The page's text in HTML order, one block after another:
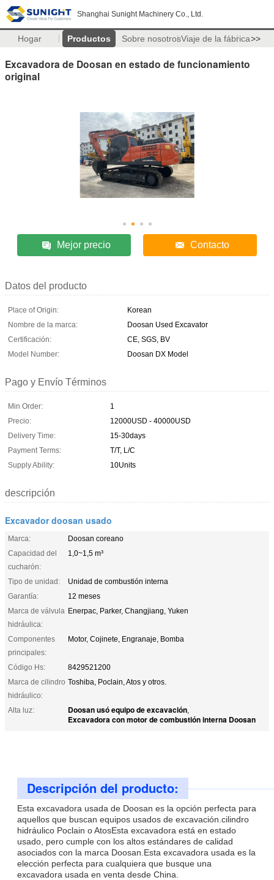
Shanghai Sunight Machinery Co., Ltd.
Hogar Productos Sobre nosotrosViaje de la fábrica>>
Excavadora de Doosan en estado de funcionamiento
original
Mejor precio Contacto
Datos del producto
Place of Origin:
Korean
Nombre de la marca:
Doosan Used Excavator
Certificación:
CE, SGS, BV
Model Number:
Doosan DX Model
Pago y Envío Términos
Min Order:
1
Precio:
12000USD - 40000USD
Delivery Time:
15-30days
Payment Terms:
T/T, L/C
Supply Ability:
10Units
descripción
Excavador doosan usado
Marca:
Doosan coreano
Capacidad del
cucharón:
1,0~1,5 m³
Tipo de unidad:
Unidad de combustión interna
Garantía:
12 meses
Marca de válvula
hidráulica:
Enerpac, Parker, Changjiang, Yuken
Componentes
principales:
Motor, Cojinete, Engranaje, Bomba
Código Hs:
8429521200
Marca de cilindro
hidráulico:
Toshiba, Poclain, Atos y otros.
Alta luz: Doosan usó equipo de excavación,
Excavadora con motor de combustión interna Doosan
Descripción del producto:
Esta excavadora usada de Doosan es la opción perfecta para
aquellos que buscan equipos usados de excavación.cilindro
hidráulico Poclain o AtosEsta excavadora está en estado
usado, pero cumple con los altos estándares de calidad
asociados con la marca Doosan.Esta excavadora usada es la
elección perfecta para cualquiera que busque una
excavadora usada en venta desde China.